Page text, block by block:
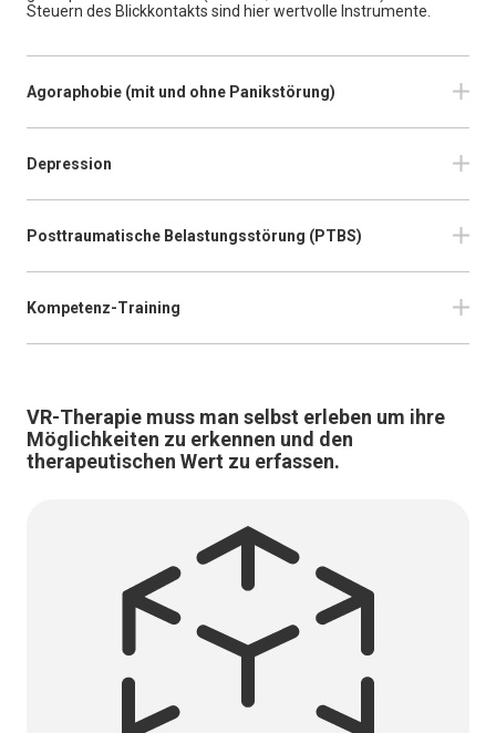
Steuern des Blickkontakts sind hier wertvolle Instrumente.
Agoraphobie (mit und ohne Panikstörung)
Depression
Posttraumatische Belastungsstörung (PTBS)
Kompetenz-Training
VR-Therapie muss man selbst erleben um ihre
Möglichkeiten zu erkennen und den
therapeutischen Wert zu erfassen.